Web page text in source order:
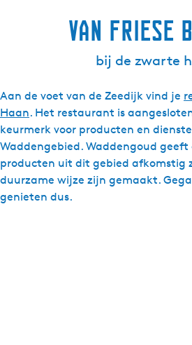
Van Friese
bij de zwarte
Aan de voet van de Zeedijk vind je
Haan. Het restaurant is
keurmerk voor producten en
Waddengebied. Waddengoud
producten uit dit gebied afkomstig
duurzame wijze zijn gemaakt.
genieten dus.